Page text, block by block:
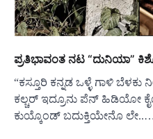
ಪ್ರತಿಭಾವಂತ ನಟ “ದುನಿಯಾ”
“ಕಸ್ತೂರಿ ಕನ್ನಡ ಒಳ್ಳೆ ಗಾಳಿ ಬೆಳಕು
ಕಲ್ಚರ್ ಇದ್ರೂನು ಪೆನ್ ಹಿಡಿಯೋ
ಕುಯ್ಕೊಂಡ್ ಬದುಕ್ತಿಯೇನೊ